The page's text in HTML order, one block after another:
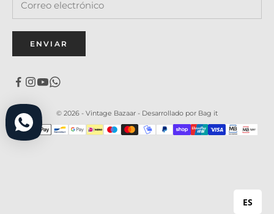
ENVIAR
© 2026 - Vintage Bazaar - Desarrollado por Bag it
ES